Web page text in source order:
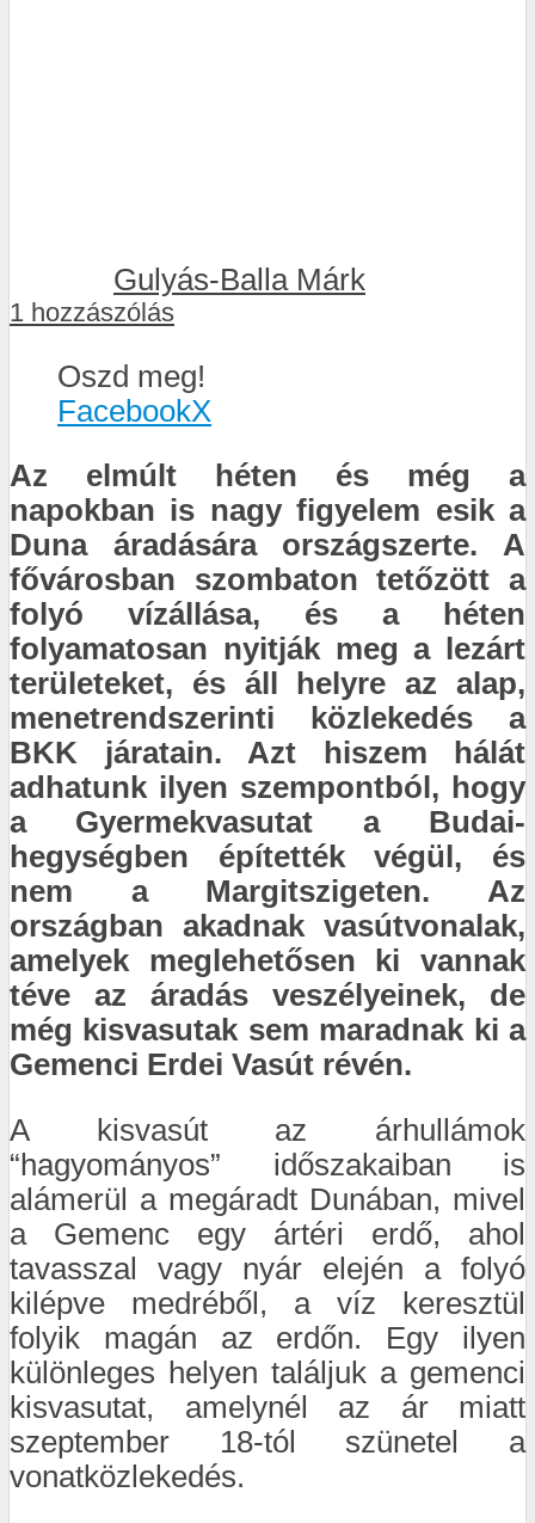
Gulyás-Balla Márk
1 hozzászólás
Oszd meg!
FacebookX
Az elmúlt héten és még a
napokban is nagy figyelem esik a
Duna áradására országszerte. A
fővárosban szombaton tetőzött a
folyó vízállása, és a héten
folyamatosan nyitják meg a lezárt
területeket, és áll helyre az alap,
menetrendszerinti közlekedés a
BKK járatain. Azt hiszem hálát
adhatunk ilyen szempontból, hogy
a Gyermekvasutat a Budai-
hegységben építették végül, és
nem a Margitszigeten. Az
országban akadnak vasútvonalak,
amelyek meglehetősen ki vannak
téve az áradás veszélyeinek, de
még kisvasutak sem maradnak ki a
Gemenci Erdei Vasút révén.
A kisvasút az árhullámok
“hagyományos” időszakaiban is
alámerül a megáradt Dunában, mivel
a Gemenc egy ártéri erdő, ahol
tavasszal vagy nyár elején a folyó
kilépve medréből, a víz keresztül
folyik magán az erdőn. Egy ilyen
különleges helyen találjuk a gemenci
kisvasutat, amelynél az ár miatt
szeptember 18-tól szünetel a
vonatközlekedés.